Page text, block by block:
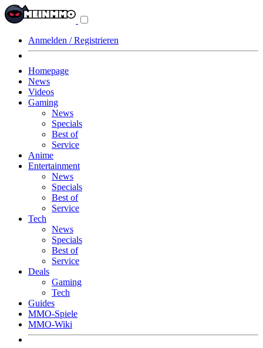
Anmelden / Registrieren
Homepage
News
Videos
Gaming
News
Specials
Best of
Service
Anime
Entertainment
News
Specials
Best of
Service
Tech
News
Specials
Best of
Service
Deals
Gaming
Tech
Guides
MMO-Spiele
MMO-Wiki